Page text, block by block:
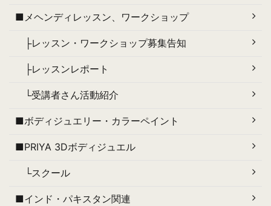
■メヘンディレッスン、ワークショップ
├レッスン・ワークショップ募集告知
├レッスンレポート
└受講者さん活動紹介
■ボディジュエリー・カラーペイント
■PRIYA 3Dボディジュエル
└スクール
■インド・パキスタン関連